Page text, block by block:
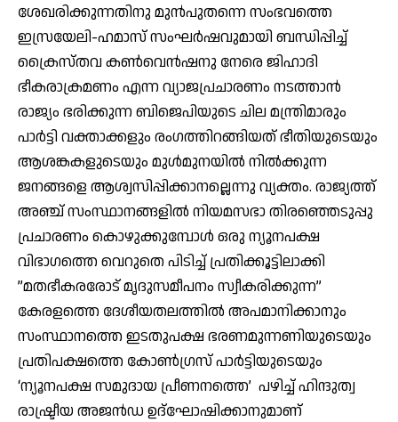
ശേഖരിക്കുന്നതിനു മുന്‍പുതന്നെ സംഭവത്തെ
ഇസ്രയേലി-ഹമാസ് സംഘര്‍ഷവുമായി ബന്ധിപ്പിച്ച്
ക്രൈസ്തവ കണ്‍വെന്‍ഷനു നേരെ ജിഹാദി
ഭീകരാക്രമണം എന്ന വ്യാജപ്രചാരണം നടത്താന്‍
രാജ്യം ഭരിക്കുന്ന ബിജെപിയുടെ ചില മന്ത്രിമാരും
പാര്‍ട്ടി വക്താക്കളും രംഗത്തിറങ്ങിയത് ഭീതിയുടെയും
ആശങ്കകളുടെയും മുള്‍മുനയില്‍ നില്‍ക്കുന്ന
ജനങ്ങളെ ആശ്വസിപ്പിക്കാനല്ലെന്നു വ്യക്തം. രാജ്യത്ത്
അഞ്ച് സംസ്ഥാനങ്ങളില്‍ നിയമസഭാ തിരഞ്ഞെടുപ്പു
പ്രചാരണം കൊഴുക്കുമ്പോള്‍ ഒരു ന്യൂനപക്ഷ
വിഭാഗത്തെ വെറുതെ പിടിച്ച് പ്രതിക്കൂട്ടിലാക്കി
”മതഭീകരരോട് മൃദുസമീപനം സ്വീകരിക്കുന്ന”
കേരളത്തെ ദേശീയതലത്തില്‍ അപമാനിക്കാനും
സംസ്ഥാനത്തെ ഇടതുപക്ഷ ഭരണമുന്നണിയുടെയും
പ്രതിപക്ഷത്തെ കോണ്‍ഗ്രസ് പാര്‍ട്ടിയുടെയും
‘ന്യൂനപക്ഷ സമുദായ പ്രീണനത്തെ’ പഴിച്ച് ഹിന്ദുത്വ
രാഷ്ട്രീയ അജന്‍ഡ ഉദ്ഘോഷിക്കാനുമാണ്